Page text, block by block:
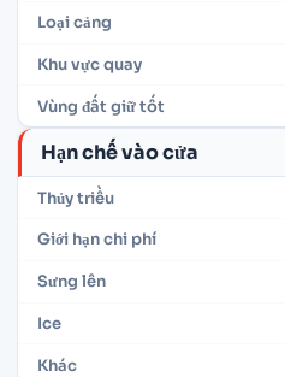
Loại cảng
Khu vực quay
Vùng đất giữ tốt
Hạn chế vào cửa
Thủy triều
Giới hạn chi phí
Sưng lên
Ice
Khác